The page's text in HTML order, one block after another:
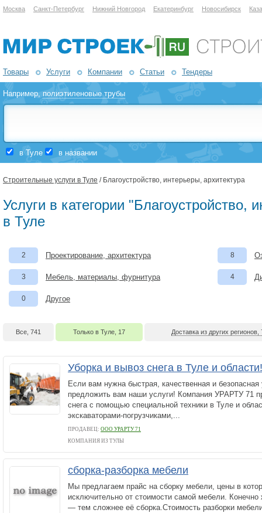
Москва Санкт-Петербург Нижний Новгород Екатеринбург Новосибирск
Товары Услуги Компании Статьи Тендеры
Например,полиэтиленовые трубы
в Туле в названии
Строительные услуги в Туле / Благоустройство, интерьеры, архитектура
Услуги в категории "Благоустройство,
в Туле
2 Проектирование, архитектура 8
3 Мебель, материалы, фурнитура 4
0 Другое
Все, 741 Только в Туле, 17 Доставка из других регионов,
Уборка и вывоз снега в Туле и области!
Если вам нужна быстрая, качественная и
предложить вам наши услуги! Компания УРАРТУ 71
снега с помощью специальной техники в Туле и
экскаваторами-погрузчиками,...
ПРОДАВЕЦ: ООО УРАРТУ 71
КОМПАНИЯ ИЗ ТУЛЫ
сборка-разборка мебели
Мы предлагаем прайс на сборку мебели, цены в
исключительно от стоимости самой мебели.
— тем сложнее её сборка.Стоимость разборки